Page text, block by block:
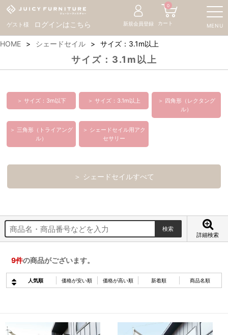
ゲスト様 ログインはこちら MENU
新規会員登録 カート
0
HOME シェードセイル サイズ：3.1m以上
サイズ：3.1m以上
＞ サイズ：3m以下 ＞ サイズ：3.1m以上
＞ 四角形（レクタング
ル）
＞ 三角形（トライアング
ル）
＞ シェードセイル用アク
セサリー
＞ シェードセイルすべて
詳細検索
9件の商品がございます。
人気順 価格が安い順 価格が高い順 新着順 商品名順